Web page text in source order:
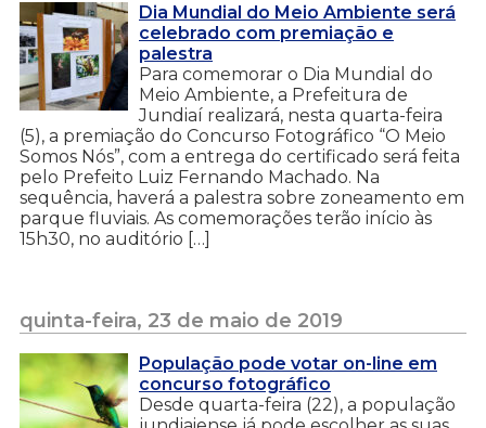
Dia Mundial do Meio Ambiente será
celebrado com premiação e
palestra
Para comemorar o Dia Mundial do
Meio Ambiente, a Prefeitura de
Jundiaí realizará, nesta quarta-feira
(5), a premiação do Concurso Fotográfico “O Meio
Somos Nós”, com a entrega do certificado será feita
pelo Prefeito Luiz Fernando Machado. Na
sequência, haverá a palestra sobre zoneamento em
parque fluviais. As comemorações terão início às
15h30, no auditório […]
quinta-feira, 23 de maio de 2019
População pode votar on-line em
concurso fotográfico
Desde quarta-feira (22), a população